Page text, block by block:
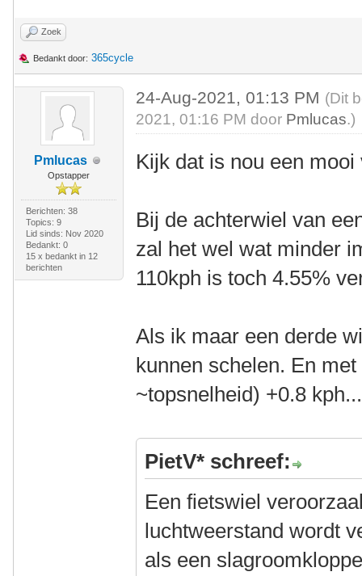
Zoek
Bedankt door: 365cycle
Pmlucas
Opstapper
Berichten: 38
Topics: 9
Lid sinds: Nov 2020
Bedankt: 0
15 x bedankt in 12
berichten
24-Aug-2021, 01:13 PM (Dit
2021, 01:16 PM door Pmlucas.)
Kijk dat is nou een
Bij de achterwiel van
zal het wel wat minder
110kph is toch 4.55%
Als ik maar een derde
kunnen schelen. En
~topsnelheid) +0.8
PietV* schreef:
Een fietswiel
luchtweerstand wordt
als een